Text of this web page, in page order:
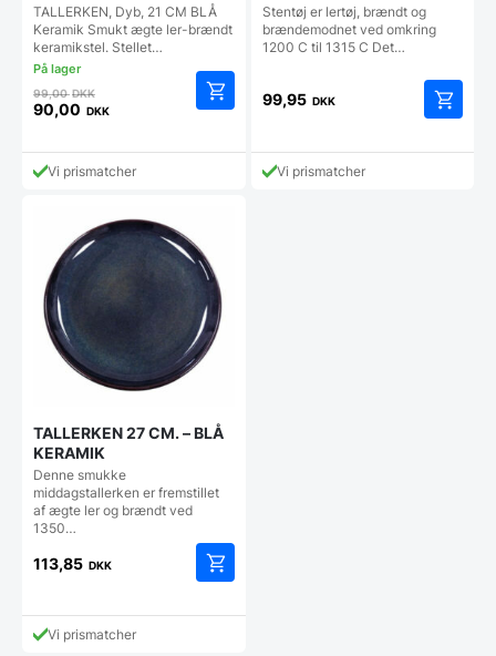
TALLERKEN, Dyb, 21 CM BLÅ
Keramik Smukt ægte ler-brændt
keramikstel. Stellet…
99,00DKKDen
oprindelige
var:
99,00 DKK.
90,00 DKK
aktuelle
prisVi prismatcher
5010908
Stentøj er lertøj, brændt og
brændemodnet ved omkring
1200 C til 1315 C Det…
99,95 DKK
Vi prismatcher
TALLERKEN 27 CM. – BLÅ
KERAMIK
Denne smukke
middagstallerken er fremstillet
af ægte ler og brændt ved
1350…
113,85 DKK
Vi prismatcher